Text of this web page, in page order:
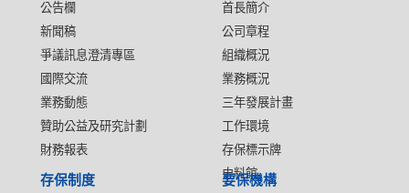
公告欄
新聞稿
爭議訊息澄清專區
國際交流
業務動態
贊助公益及研究計劃
財務報表
首長簡介
公司章程
組織概況
業務概況
三年發展計畫
工作環境
存保標示牌
史料館
存保制度 要保機構